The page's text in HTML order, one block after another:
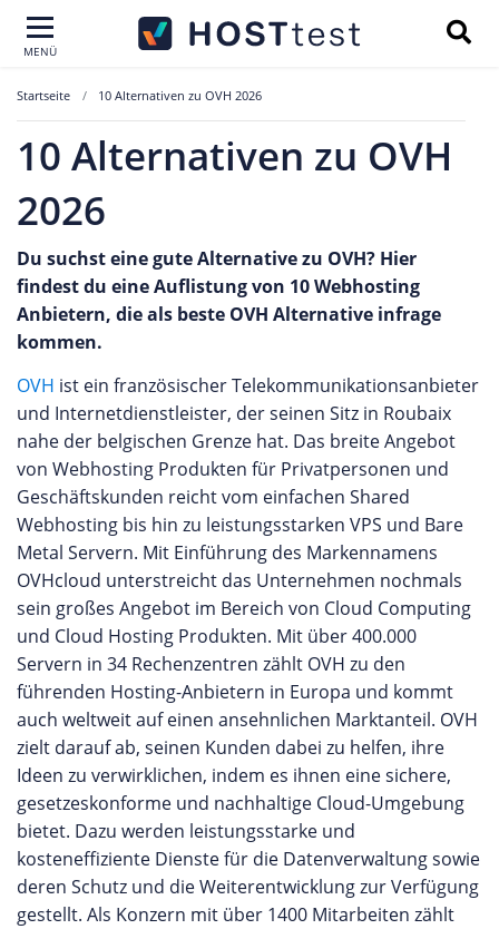
MENÜ
Startseite 10 Alternativen zu OVH 2026
10 Alternativen zu OVH
2026
Du suchst eine gute Alternative zu OVH? Hier
findest du eine Auflistung von 10 Webhosting
Anbietern, die als beste OVH Alternative infrage
kommen.
OVH ist ein französischer Telekommunikationsanbieter
und Internetdienstleister, der seinen Sitz in Roubaix
nahe der belgischen Grenze hat. Das breite Angebot
von Webhosting Produkten für Privatpersonen und
Geschäftskunden reicht vom einfachen Shared
Webhosting bis hin zu leistungsstarken VPS und Bare
Metal Servern. Mit Einführung des Markennamens
OVHcloud unterstreicht das Unternehmen nochmals
sein großes Angebot im Bereich von Cloud Computing
und Cloud Hosting Produkten. Mit über 400.000
Servern in 34 Rechenzentren zählt OVH zu den
führenden Hosting-Anbietern in Europa und kommt
auch weltweit auf einen ansehnlichen Marktanteil. OVH
zielt darauf ab, seinen Kunden dabei zu helfen, ihre
Ideen zu verwirklichen, indem es ihnen eine sichere,
gesetzeskonforme und nachhaltige Cloud-Umgebung
bietet. Dazu werden leistungsstarke und
kosteneffiziente Dienste für die Datenverwaltung sowie
deren Schutz und die Weiterentwicklung zur Verfügung
gestellt. Als Konzern mit über 1400 Mitarbeiten zählt